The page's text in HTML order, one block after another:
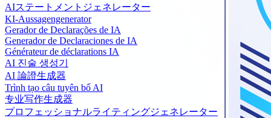
AIステートメントジェネレーター
KI-Aussagengenerator
Gerador de Declarações de IA
Generador de Declaraciones de IA
Générateur de déclarations IA
AI 진술 생성기
AI 論證生成器
Trình tạo câu tuyên bố AI
专业写作生成器
プロフェッショナルライティングジェネレーター